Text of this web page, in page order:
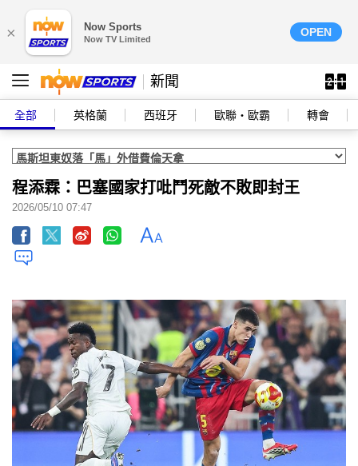
× Now Sports
Now TV Limited
OPEN
新聞
全部 英格蘭 西班牙 歐聯‧歐霸 轉會
程添霖：巴塞國家打吡鬥死敵不敗即封王
2026/05/10 07:47